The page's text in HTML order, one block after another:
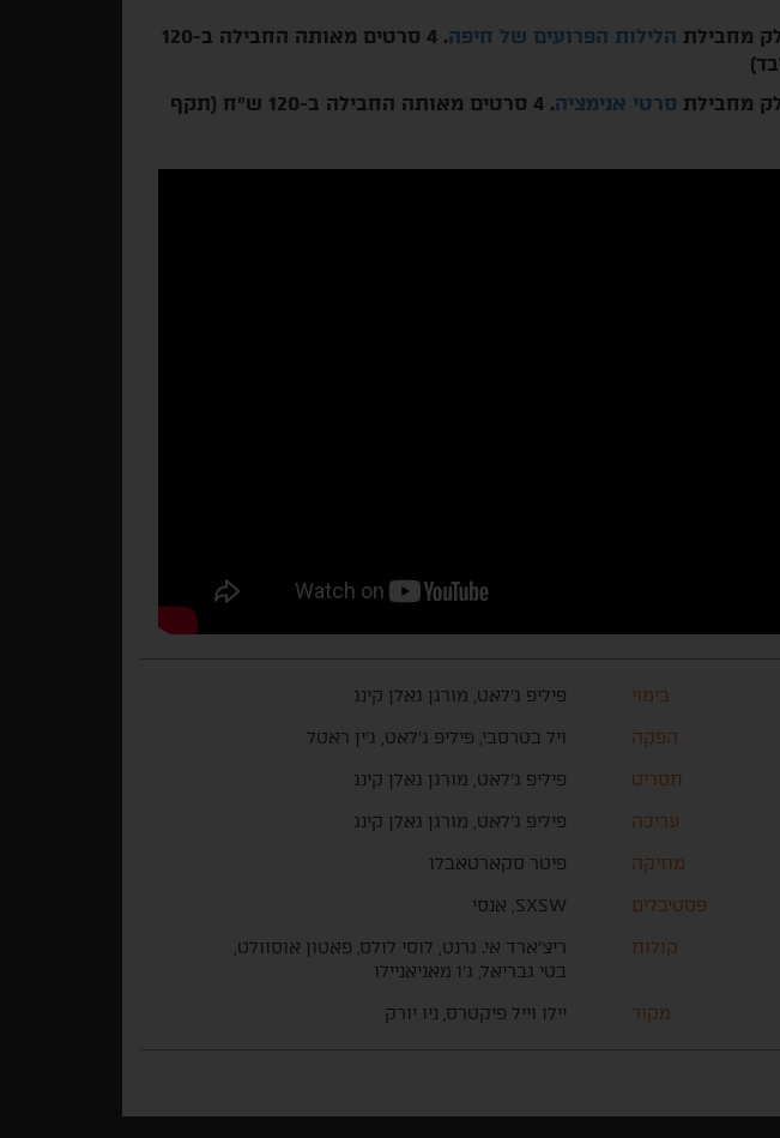
מחבילת הלילות הפרועים של חיפה
. 4 סרטים מאותה החבילה ב-120
מחבילת סרטי אנימציה
. 4 סרטים מאותה החבילה ב-120 ש"ח (תקף
בימוי
פיליפ ג'לאט, מורגן גאלן קינג
הפקה
ויל בטרסבי, פיליפ ג'לאט, ג'ין ראטל
תסריט
פיליפ ג'לאט, מורגן גאלן קינג
עריכה
פיליפ ג'לאט, מורגן גאלן קינג
מוזיקה
פיטר סקארטאבלו
פסטיבלים
SXSW, אנסי
קולות
ריצ'ארד אי. גרנט, לוסי לולס, פאטון אוסוולט,
בטי גבריאל, ג'ו מאניאניילו
מקור
יילו וייל פיקטרס, ניו יורק